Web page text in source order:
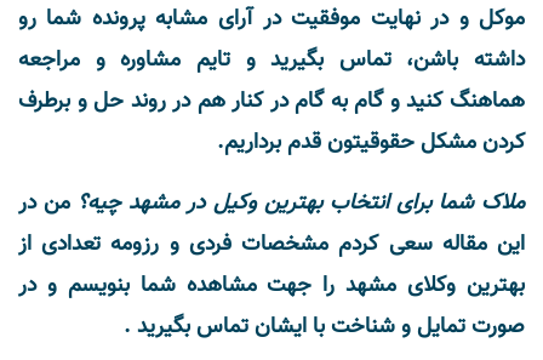
موکل و در نهایت موفقیت در آرای مشابه پرونده شما رو
داشته باشن، تماس بگیرید و تایم مشاوره و مراجعه
هماهنگ کنید و گام به گام در کنار هم در روند حل و برطرف
کردن مشکل حقوقیتون قدم برداریم.
ملاک شما برای انتخاب بهترین وکیل در مشهد چیه؟ من در
این مقاله سعی کردم مشخصات فردی و رزومه تعدادی از
بهترین وکلای مشهد را جهت مشاهده شما بنویسم و در
صورت تمایل و شناخت با ایشان تماس بگیرید .